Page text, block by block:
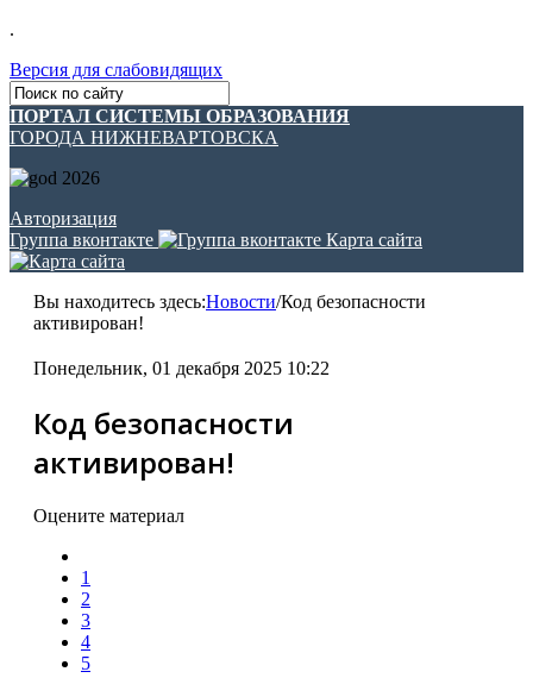
.
Версия для слабовидящих
ПОРТАЛ СИСТЕМЫ ОБРАЗОВАНИЯ
ГОРОДА НИЖНЕВАРТОВСКА
Авторизация
Группа вконтакте
Карта сайта
Вы находитесь здесь:Новости/Код безопасности
активирован!
Понедельник, 01 декабря 2025 10:22
Код безопасности
активирован!
Оцените материал
1
2
3
4
5